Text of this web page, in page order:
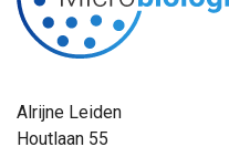
Alrijne Leiden
Houtlaan 55